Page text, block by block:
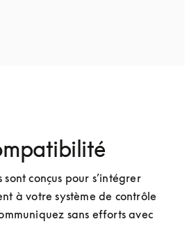
conçus pour s’intégrer
à votre système de contrôle
sans efforts avec